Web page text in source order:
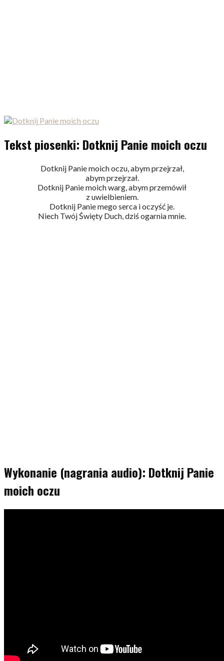
Tekst piosenki: Dotknij Panie moich oczu
Dotknij Panie moich oczu, abym przejrzał,
abym przejrzał.
Dotknij Panie moich warg, abym przemówił
z uwielbieniem.
Dotknij Panie mego serca i oczyść je.
Niech Twój Święty Duch, dziś ogarnia mnie.
Wykonanie (nagrania audio): Dotknij Panie
moich oczu